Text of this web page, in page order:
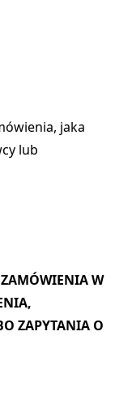
jaka
lub
W
ZAPYTANIA O